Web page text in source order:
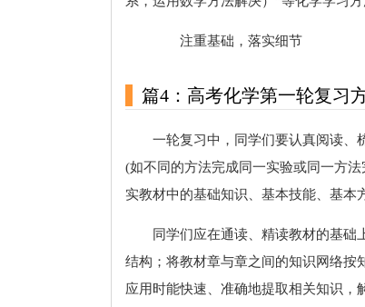
注重基础，落实细节
篇4：高考化学第一轮复习
一轮复习中，同学们要认真阅读、
(如不同的方法完成同一实验或同一方
实教材中的基础知识、基本技能、基本
同学们应在通读、精读教材的基础
结构；将教材章与章之间的知识网络按
应用时能快速、准确地提取相关知识，